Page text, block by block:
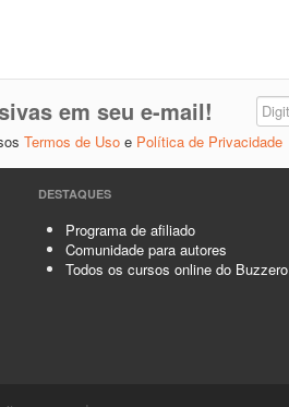
em seu e-mail!
Termos de Uso e Política de Privacidade
DESTAQUES
Programa de afiliado
Comunidade para autores
Todos os cursos online do Buzzero